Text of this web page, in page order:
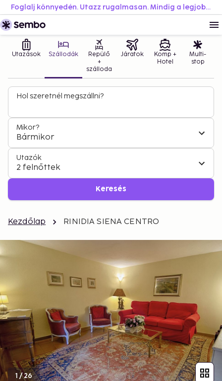
Foglalj könnyedén. Utazz rugalmasan. Mindig a legjobb áron.
Utazások Szállodák
Repülő
+
szálloda
Járatok
Komp +
Hotel
Multi-
stop
Hol szeretnél megszállni?
Mikor?
Bármikor
Utazók
2 felnőttek
Keresés
Kezdőlap RINIDIA SIENA CENTRO
1 /26